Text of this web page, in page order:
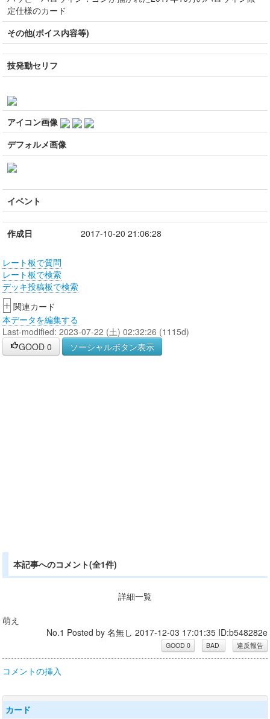
定仕様のカード
その他(ボイス内容等)
技発動セリフ
アイコン画像
デフォルメ画像
イベント
作成日 2017-10-20 21:06:28
レート板で質問
レート板で検索
デッキ投稿板で検索
+ 関連カード
本データを編集する
Last-modified: 2023-07-22 (土) 02:32:26 (1115d)
GOOD 0 ソーシャルボタン表示
本記事へのコメント(全1件)
詳細一覧
萌え
No.1 Posted by 名無し 2017-12-03 17:01:35 ID:b548282e
コメントの挿入
カード